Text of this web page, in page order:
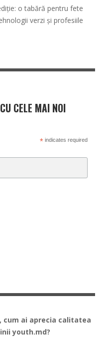
o tabără pentru fete
verzi și profesiile
CELE MAI NOI
*indicates required
cum ai aprecia calitatea
youth.md?